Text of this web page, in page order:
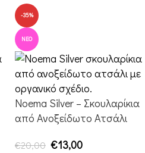
-35%
ΝΈΟ
Noema Silver – Σκουλαρίκια
από Ανοξείδωτο Ατσάλι
€20,00 €13,00